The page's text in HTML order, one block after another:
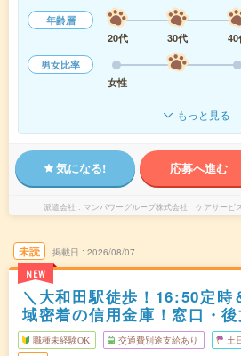
年齢層
20代
30代 40
男女比率
女性
もっと見る
気になる! 応募へ進む
派遣会社 マンパワーグループ株式会社 ケアサービ
未読
NEW
掲載日 2026/08/07
＼大和田駅徒歩！16:50定時
域密着の信用金庫！窓口・
職種未経験OK 交通費別途支給あり 土